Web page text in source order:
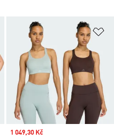
Přidat do seznamu přání
Sale price
1 049,30 Kč